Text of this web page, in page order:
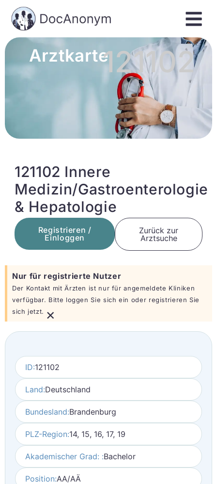
Arztkarte121102
121102 Innere
Medizin/Gastroenterologie
& Hepatologie
Registrieren /
Einloggen
Zurück zur
Arztsuche
Nur für registrierte Nutzer
Der Kontakt mit Ärzten ist nur für angemeldete Kliniken
verfügbar. Bitte loggen Sie sich ein oder registrieren Sie
sich jetzt. ×
ID:121102
Land:Deutschland
Bundesland:Brandenburg
PLZ-Region:14, 15, 16, 17, 19
Akademischer Grad: :Bachelor
Position:AA/AÄ